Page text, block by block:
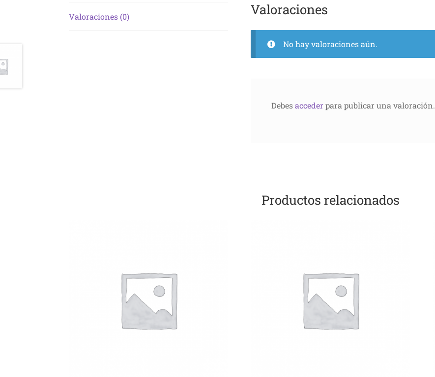
Valoraciones (0) Valoraciones
No hay valoraciones aún.
Debesaccederpara publicar una valoración.
Productos relacionados